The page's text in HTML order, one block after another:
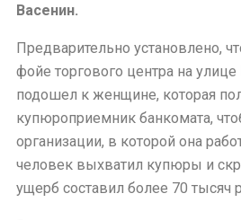
Васенин.
Предварительно установлено,
фойе торгового центра на
подошел к женщине, которая
купюроприемник банкомата,
организации, в которой она
человек выхватил купюры и
ущерб составил более 70 тысяч